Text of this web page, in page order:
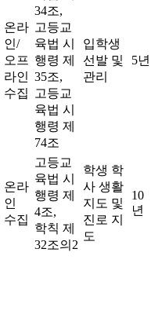
온라
인/
오프
라인
수집
34조,
고등교
육법 시
행령 제
35조,
고등교
육법 시
행령 제
74조
입학생
선발 및
관리
5년
온라
인
수집
고등교
육법 시
행령 제
4조,
학칙 제
32조의2
학생 학
사 생활
지도 및
진로 지
도
10
년